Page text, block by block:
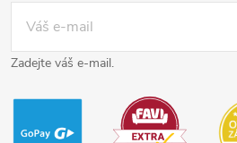
Zadejte váš e-mail.